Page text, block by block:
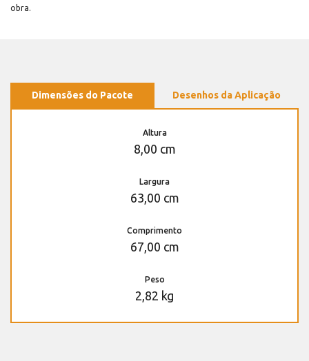
obra.
Dimensões do Pacote Desenhos da Aplicação
Altura
8,00 cm
Largura
63,00 cm
Comprimento
67,00 cm
Peso
2,82 kg